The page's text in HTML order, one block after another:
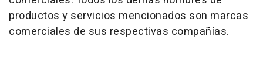
productos y servicios mencionados son marcas
comerciales de sus respectivas compañías.